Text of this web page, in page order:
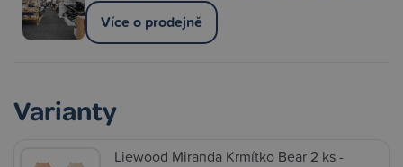
Více o prodejně
Varianty
Liewood Miranda Krmítko Bear 2 ks -